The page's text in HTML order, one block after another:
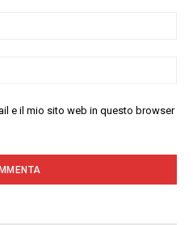
e il mio sito web in questo browser